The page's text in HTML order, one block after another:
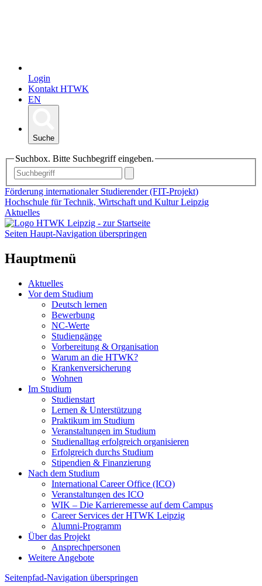
Login
Kontakt HTWK
EN
Suche
Suchbox. Bitte Suchbegriff eingeben.
Förderung internationaler Studierender (FIT-Projekt)
Hochschule für Technik, Wirtschaft und Kultur Leipzig
Aktuelles
Seiten Haupt-Navigation überspringen
Hauptmenü
Aktuelles
Vor dem Studium
Deutsch lernen
Bewerbung
NC-Werte
Studiengänge
Vorbereitung & Organisation
Warum an die HTWK?
Krankenversicherung
Wohnen
Im Studium
Studienstart
Lernen & Unterstützung
Praktikum im Studium
Veranstaltungen im Studium
Studienalltag erfolgreich organisieren
Erfolgreich durchs Studium
Stipendien & Finanzierung
Nach dem Studium
International Career Office (ICO)
Veranstaltungen des ICO
WIK – Die Karrieremesse auf dem Campus
Career Services der HTWK Leipzig
Alumni-Programm
Über das Projekt
Ansprechpersonen
Weitere Angebote
Seitenpfad-Navigation überspringen